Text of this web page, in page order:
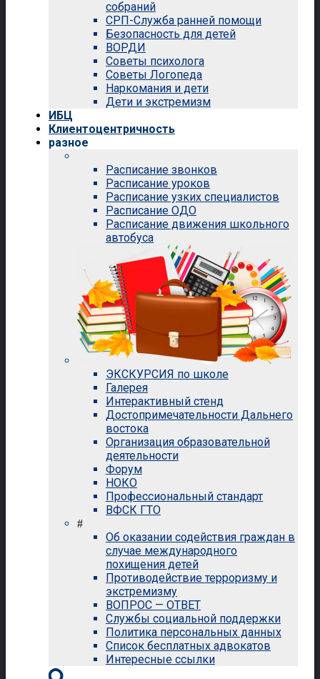
собраний
СРП-Служба ранней помощи
Безопасность для детей
ВОРДИ
Советы психолога
Советы Логопеда
Наркомания и дети
Дети и экстремизм
ИБЦ
Клиентоцентричность
разное
Расписание звонков
Расписание уроков
Расписание узких специалистов
Расписание ОДО
Расписание движения школьного
автобуса
ЭКСКУРСИЯ по школе
Галерея
Интерактивный стенд
Достопримечательности Дальнего
востока
Организация образовательной
деятельности
Форум
НОКО
Профессиональный стандарт
ВФСК ГТО
#
Об оказании содействия граждан в
случае международного
похищения детей
Противодействие терроризму и
экстремизму
ВОПРОС — ОТВЕТ
Службы социальной поддержки
Политика персональных данных
Список бесплатных адвокатов
Интересные ссылки